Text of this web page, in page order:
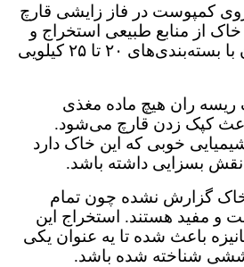
کمپوست در فاز زایشی قارچ
خاک از منابع طبیعی استخراج و
پس از پاستوریزاسیون با بسته‌بندی‌های ۲۰ تا ۲۵ کیلویی
ریسه ران هیچ ماده مغذی
کپک زدن قارچ می‌شود.
خوبی که این خاک دارد
نقش بسزایی داشته باشد.
خاک گزارش نشده چون تمام
و مفید هستند. استخراج این
باعث شده تا یه عنوان یکی
شناخته شده باشد.